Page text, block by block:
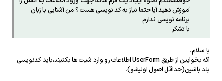
آموزش دهید آیا حتما نیاز به کد نویسی هست ؟ من آشنایی با زبان
برنامه نویسی ندارم
با تشکر
با سلام.
اگه بخوایین از طریق UserForm اطلاعات رو وارد شیت ها بکنیند،باید کدنویسی
بلد باشین(حداقل اصول اولیشو).